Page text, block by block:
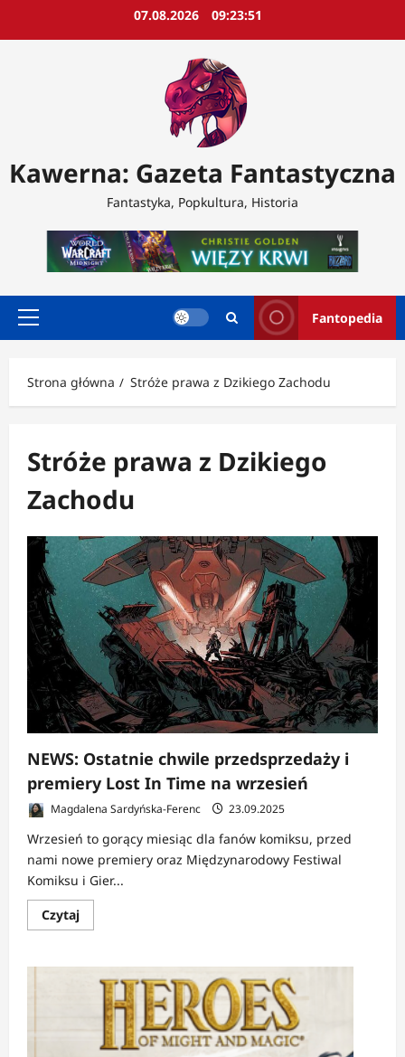
07.08.2026 09:23:52
Kawerna: Gazeta Fantastyczna
Fantastyka, Popkultura, Historia
Menu
Fantopedia
Strona główna Stróże prawa z Dzikiego Zachodu
Stróże prawa z Dzikiego
Zachodu
NEWS: Ostatnie chwile przedsprzedaży i
premiery Lost In Time na wrzesień
Magdalena Sardyńska-Ferenc 23.09.2025
Wrzesień to gorący miesiąc dla fanów komiksu, przed
nami nowe premiery oraz Międzynarodowy Festiwal
Komiksu i Gier...
CzytajDowiedz
się
NEWS:
Ostatnie
chwile
przedsprzedaży
premiery